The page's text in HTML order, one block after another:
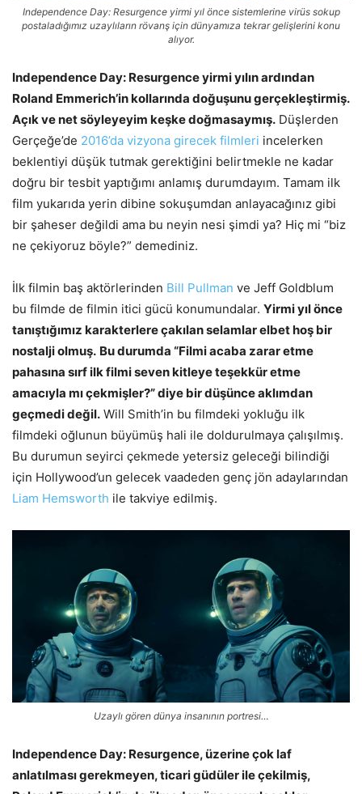
Independence Day: Resurgence yirmi yıl önce sistemlerine virüs sokup
postaladığımız uzaylıların rövanş için dünyamıza tekrar gelişlerini konu
alıyor.
Independence Day: Resurgence yirmi yılın ardından
Roland Emmerich’in kollarında doğuşunu gerçekleştirmiş.
Açık ve net söyleyeyim keşke doğmasaymış. Düşlerden
Gerçeğe’de 2016’da vizyona girecek filmleri incelerken
beklentiyi düşük tutmak gerektiğini belirtmekle ne kadar
doğru bir tesbit yaptığımı anlamış durumdayım. Tamam ilk
film yukarıda yerin dibine sokuşumdan anlayacağınız gibi
bir şaheser değildi ama bu neyin nesi şimdi ya? Hiç mi “biz
ne çekiyoruz böyle?” demediniz.
İlk filmin baş aktörlerinden Bill Pullman ve Jeff Goldblum
bu filmde de filmin itici gücü konumundalar. Yirmi yıl önce
tanıştığımız karakterlere çakılan selamlar elbet hoş bir
nostalji olmuş. Bu durumda “Filmi acaba zarar etme
pahasına sırf ilk filmi seven kitleye teşekkür etme
amacıyla mı çekmişler?” diye bir düşünce aklımdan
geçmedi değil. Will Smith’in bu filmdeki yokluğu ilk
filmdeki oğlunun büyümüş hali ile doldurulmaya çalışılmış.
Bu durumun seyirci çekmede yetersiz geleceği bilindiği
için Hollywood’un gelecek vaadeden genç jön adaylarından
Liam Hemsworth ile takviye edilmiş.
Uzaylı gören dünya insanının portresi…
Independence Day: Resurgence, üzerine çok laf
anlatılması gerekmeyen, ticari güdüler ile çekilmiş,